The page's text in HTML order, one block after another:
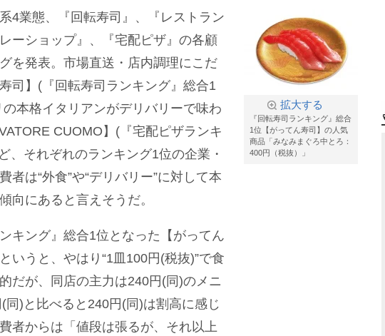
拡大する
『回転寿司ランキング』総合
1位【がってん寿司】の人気
商品「みなみまぐろ中とろ：
400円（税抜）」
4業態、『回転寿司』、『レストラン
ーショップ』、『宅配ピザ』の各顧
を発表。市場直送・店内調理にこだ
司】(『回転寿司ランキング』総合1
本格イタリアンがデリバリーで味わ
CUOMO】(『宅配ピザランキ
、それぞれのランキング1位の企業・
者は“外食”や“デリバリー”に対して本
向にあると言えそうだ。
キング』総合1位となった【がってん
いうと、やはり“1皿100円(税抜)”で食
だが、同店の主力は240円(同)のメニ
同)と比べると240円(同)は割高に感じ
者からは「値段は張るが、それ以上